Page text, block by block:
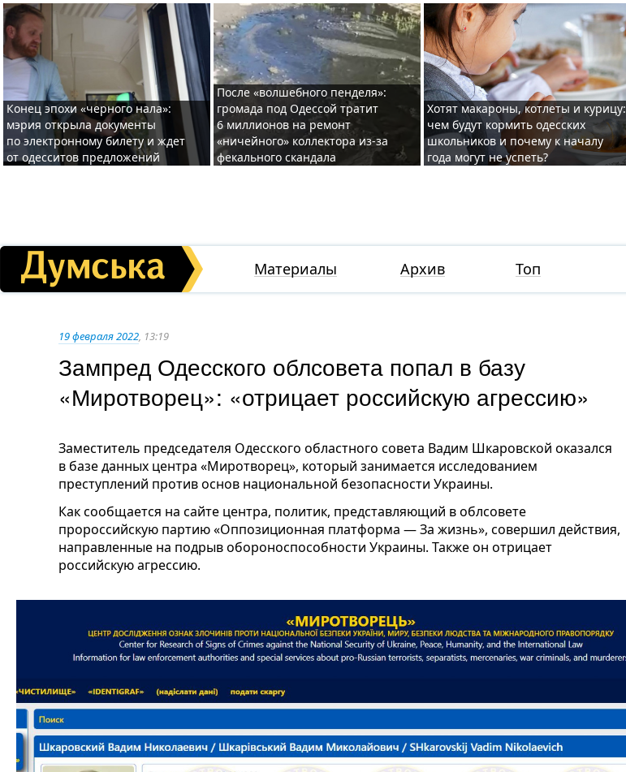
Конец эпохи «черного нала»:
мэрия открыла документы
по электронному билету и ждет
от одесситов предложений
После «волшебного пенделя»:
громада под Одессой тратит
6 миллионов на ремонт
«ничейного» коллектора из-за
фекального скандала
Хотят макароны, котлеты и курицу:
чем будут кормить одесских
школьников и почему к началу
года могут не успеть?
Материалы Архив Топ
19 февраля 2022, 13:19
Зампред Одесского облсовета попал в базу
«Миротворец»: «отрицает российскую агрессию»
Заместитель председателя Одесского областного совета Вадим Шкаровской оказался
в базе данных центра «Миротворец», который занимается исследованием
преступлений против основ национальной безопасности Украины.
Как сообщается на сайте центра, политик, представляющий в облсовете
пророссийскую партию «Оппозиционная платформа — За жизнь», совершил действия,
направленные на подрыв обороноспособности Украины. Также он отрицает
российскую агрессию.